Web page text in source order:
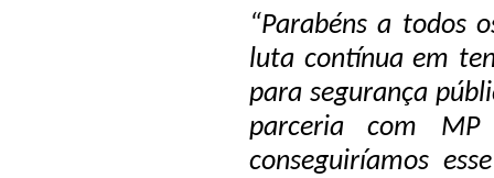
“Parabéns a todos
luta contínua em
para segurança
parceria com
conseguiríamos